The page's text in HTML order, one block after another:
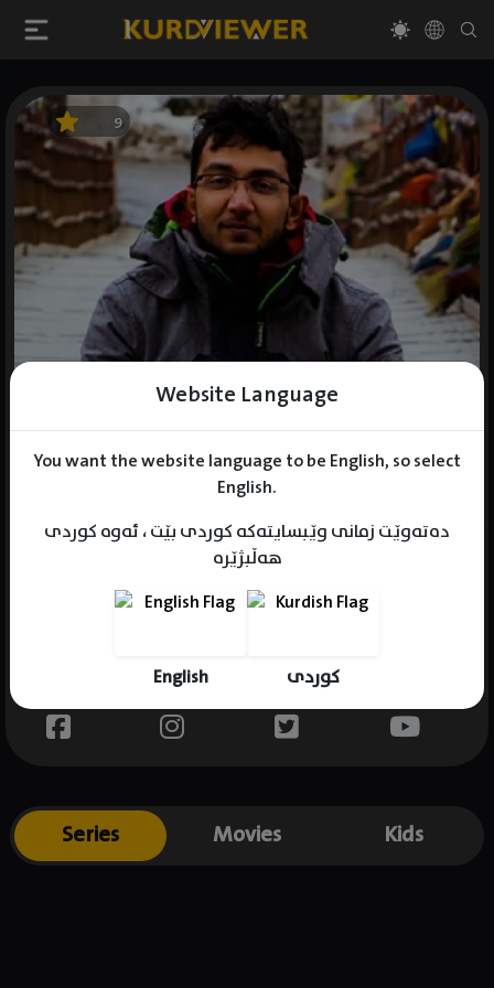
Website Language
You want the website language to be English, so select
English.
دەتەوێت زمانی وێبسایتەکە کوردی بێت ، ئەوە کوردی
هەڵبژێرە
English کوردی
9
Gender : male
Series Movies Kids